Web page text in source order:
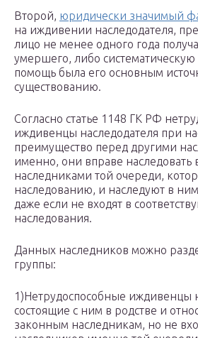
Второй, юридически значимый
на иждивении наследодателя,
лицо не менее одного года
умершего, либо
помощь была его основным
существованию.
Согласно статье 1148 ГК РФ
иждивенцы наследодателя при
преимущество перед другими
именно, они вправе наследовать
наследниками той очереди,
наследованию, и наследуют в
даже если не входят в
наследования.
Данных наследников можно
группы:
1)Нетрудоспособные иждивенцы
состоящие с ним в родстве и
законным наследникам, но не